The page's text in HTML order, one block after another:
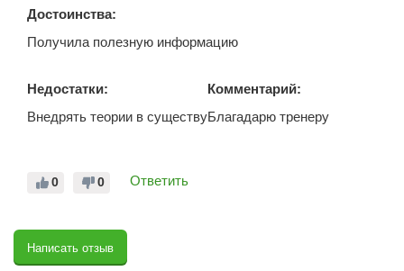
Достоинства:
Получила полезную информацию
Недостатки:
Внедрять теории в существу
Комментарий:
Благадарю тренеру
0
0 Ответить
Написать отзыв